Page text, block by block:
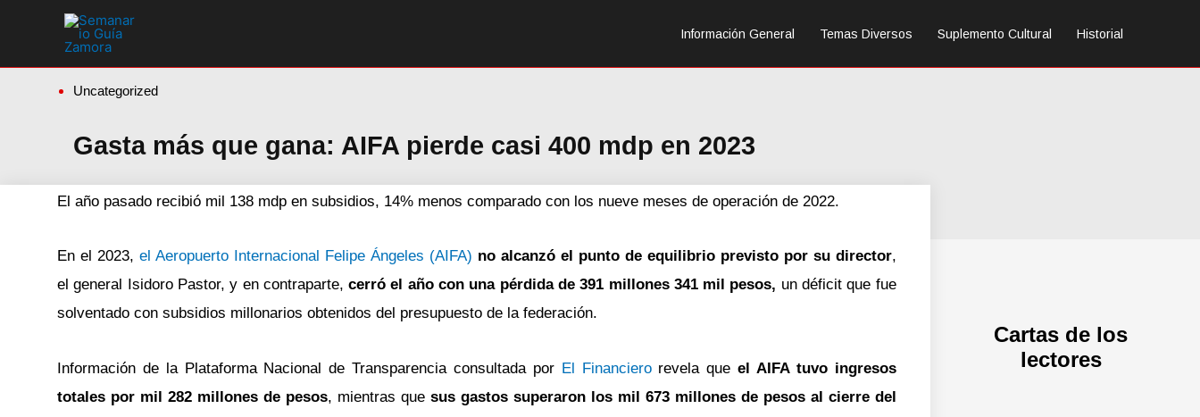
Información General Temas Diversos Suplemento Cultural Historial
Uncategorized
Gasta más que gana: AIFA pierde casi 400 mdp en 2023
El año pasado recibió mil 138 mdp en subsidios, 14% menos comparado con los nueve meses de operación de 2022.
En el 2023, el Aeropuerto Internacional Felipe Ángeles (AIFA) no alcanzó el punto de equilibrio previsto por su director,
el general Isidoro Pastor, y en contraparte,cerró el año con una pérdida de 391 millones 341 mil pesos, un déficit que fue
solventado con subsidios millonarios obtenidos del presupuesto de la federación.
Información de la Plataforma Nacional de Transparencia consultada por El Financiero revela queel AIFA tuvo ingresos
totales por mil 282 millones de pesos, mientras que sus gastos superaron los mil 673 millones de pesos al cierre del
Cartas de los
lectores